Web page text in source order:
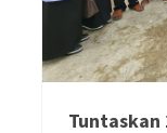
Tuntaskan